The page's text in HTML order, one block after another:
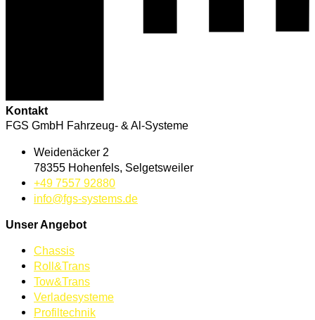
Kontakt
FGS GmbH Fahrzeug- & Al-Systeme
Weidenäcker 2
78355 Hohenfels, Selgetsweiler
+49 7557 92880
info@fgs-systems.de
Unser Angebot
Chassis
Roll&Trans
Tow&Trans
Verladesysteme
Profiltechnik